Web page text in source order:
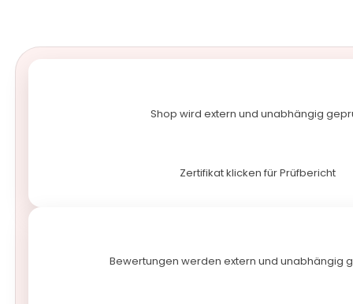
Shop wird extern und unabhängig
Zertifikat klicken für Prüfbericht
Bewertungen werden extern und unabhängig